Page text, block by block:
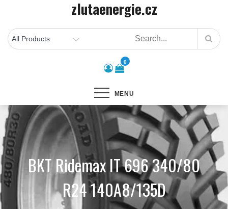
content
zlutaenergie.cz
0
MENU
BKT Ridemax IT 696 340/80
R24 140A8/135D